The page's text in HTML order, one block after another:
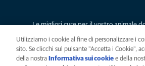
Le migliori cure per il vostro animale
Utilizziamo i cookie al fine di personalizzare i
sito. Se clicchi sul pulsante "Accetta i Cookie",
della nostra Informativa sui cookie (opens in
e della